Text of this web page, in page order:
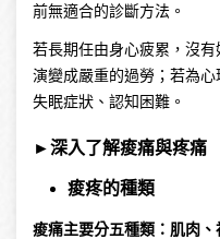
前無適合的診斷方法。
若長期任由身心疲累，沒
演變成嚴重的過勞；若為
失眠症狀、認知困難。
►深入了解痠痛與疼痛
痠疼的種類
痠痛主要分五種類：肌肉